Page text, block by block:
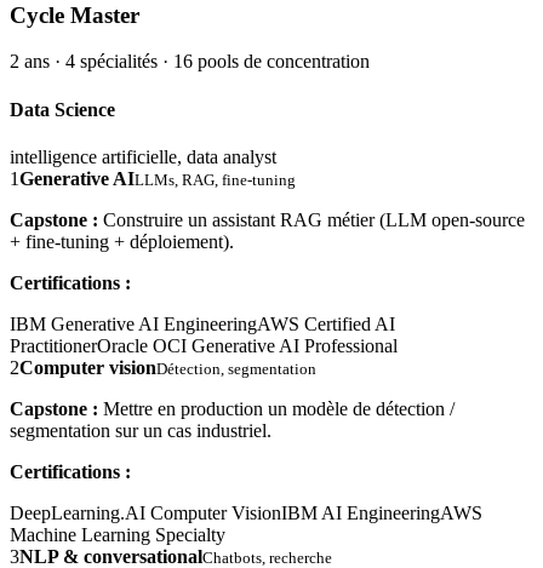
Cycle Master
2 ans · 4 spécialités · 16 pools de concentration
Data Science
intelligence artificielle, data analyst
1Generative AILLMs, RAG, fine-tuning
Capstone : Construire un assistant RAG métier (LLM open-source
+ fine-tuning + déploiement).
Certifications :
IBM Generative AI EngineeringAWS Certified AI
PractitionerOracle OCI Generative AI Professional
2Computer visionDétection, segmentation
Capstone : Mettre en production un modèle de détection /
segmentation sur un cas industriel.
Certifications :
DeepLearning.AI Computer VisionIBM AI EngineeringAWS
Machine Learning Specialty
3NLP & conversationalChatbots, recherche